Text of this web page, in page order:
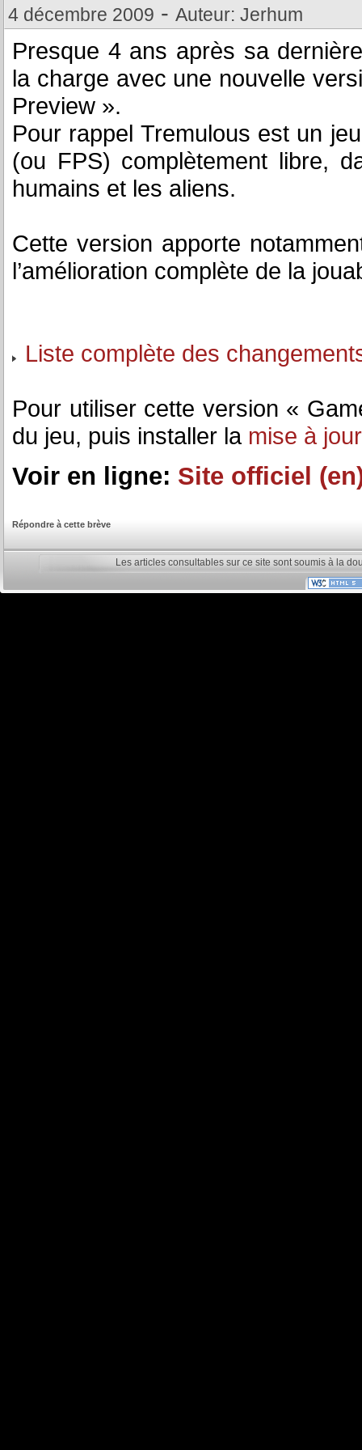
4 décembre 2009 - Auteur: Jerhum
Presque 4 ans après sa
la charge avec une nouvelle
Preview ».
Pour rappel Tremulous est un
(ou FPS) complètement libre,
humains et les aliens.
Cette version apporte
l’amélioration complète de la
Liste complète des
Pour utiliser cette version «
du jeu, puis installer la mise à jour
Voir en ligne: Site officiel
Répondre à cette brève
Les articles consultables sur ce site sont soumis à la